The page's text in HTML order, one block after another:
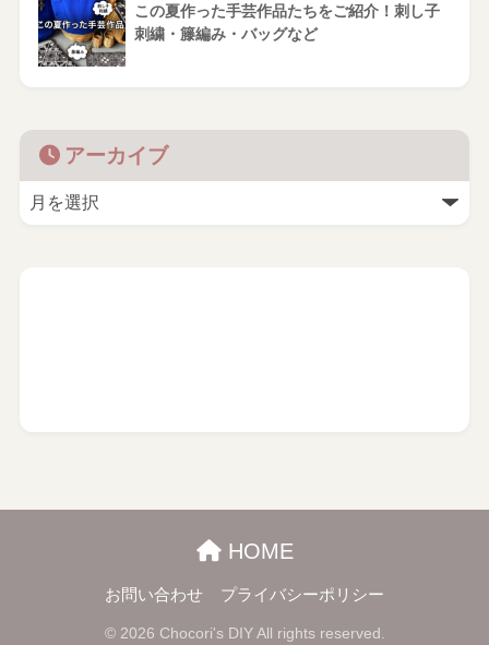
この夏作った手芸作品たちをご紹介！刺し子
刺繍・籐編み・バッグなど
アーカイブ
HOME
お問い合わせ プライバシーポリシー
© 2026 Chocori's DIY All rights reserved.